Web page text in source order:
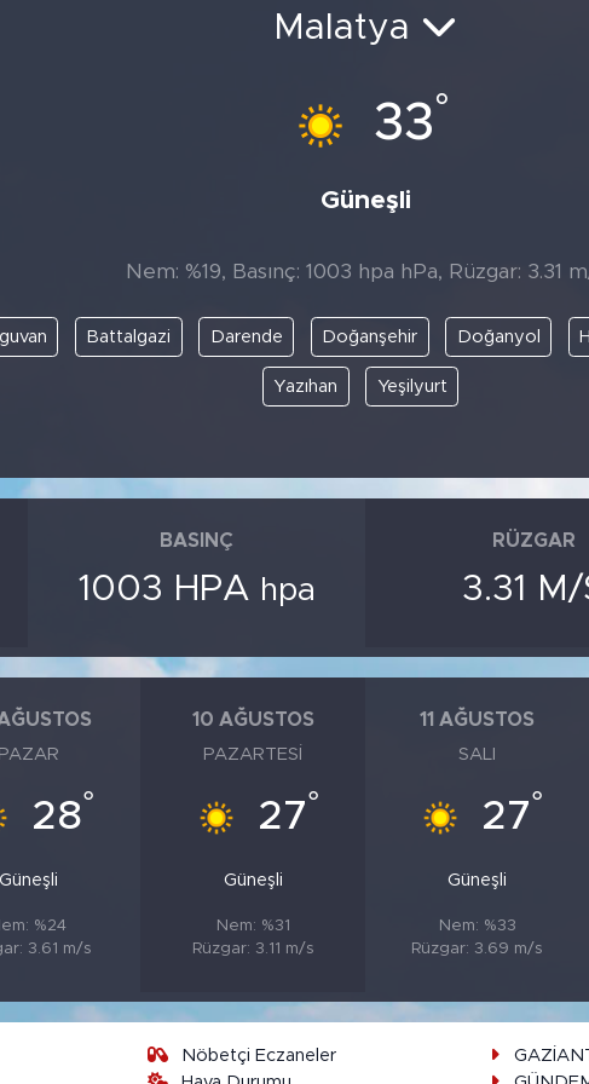
Malatya
33°
Güneşli
Nem: %19, Basınç: 1003 hpa hPa, Rüzgar: 3.31
Battalgazi Darende Doğanşehir Doğanyol
Yazıhan Yeşilyurt
BASINÇ
1003 HPA hpa
RÜZGAR
3.31 M/
PAZAR
28°
Güneşli
%24
3.61 m/s
10 AĞUSTOS
PAZARTESI
27°
Güneşli
Nem: %31
Rüzgar: 3.11 m/s
11 AĞUSTOS
SALI
27°
Güneşli
Nem: %33
Rüzgar: 3.69 m/s
Nöbetçi Eczaneler